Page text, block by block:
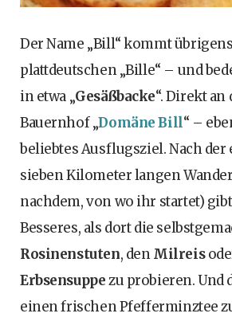
Der Name „Bill“ kommt
plattdeutschen „Bille“ – und
in etwa „Gesäßbacke“. Direkt
Bauernhof „Domäne Bill“ –
beliebtes Ausflugsziel. Nach der
sieben Kilometer langen
nachdem, von wo ihr startet)
Besseres, als dort die
Rosinenstuten, denMilreis
Erbsensuppezu probieren. Und
einen frischen Pfefferminztee